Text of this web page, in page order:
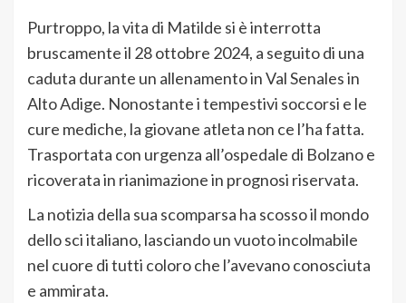
Purtroppo, la vita di Matilde si è interrotta
bruscamente il 28 ottobre 2024, a seguito di una
caduta durante un allenamento in Val Senales in
Alto Adige. Nonostante i tempestivi soccorsi e le
cure mediche, la giovane atleta non ce l’ha fatta.
Trasportata con urgenza all’ospedale di Bolzano e
ricoverata in rianimazione in prognosi riservata.
La notizia della sua scomparsa ha scosso il mondo
dello sci italiano, lasciando un vuoto incolmabile
nel cuore di tutti coloro che l’avevano conosciuta
e ammirata.